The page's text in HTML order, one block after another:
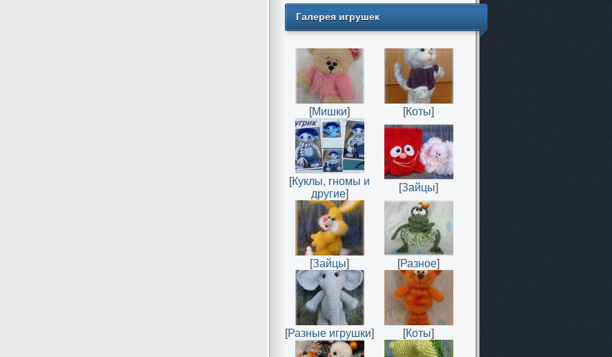
Галерея игрушек
[Мишки] [Коты]
[Куклы, гномы и
другие]
[Зайцы]
[Зайцы] [Разное]
[Разные игрушки] [Коты]